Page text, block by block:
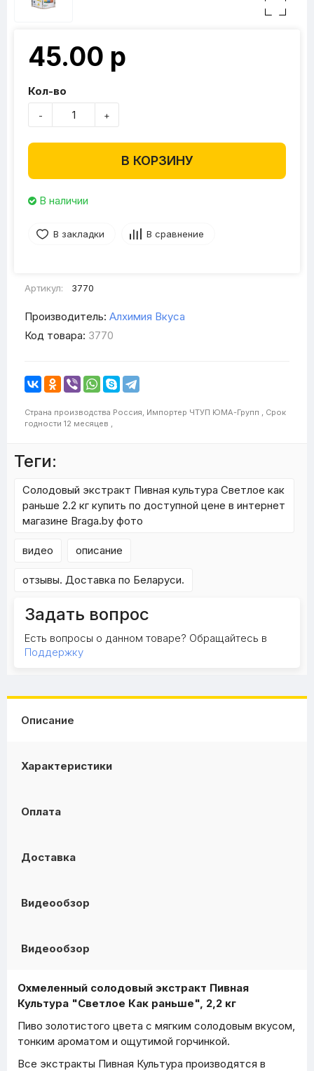
45.00 р
Кол-во
- +
В КОРЗИНУ
В наличии
В закладки В сравнение
Артикул: 3770
Производитель: Алхимия Вкуса
Код товара: 3770
Страна производства Россия, Импортер ЧТУП ЮМА-Групп , Срок
годности 12 месяцев ,
Теги:
Солодовый экстракт Пивная культура Светлое как
раньше 2.2 кг купить по доступной цене в интернет
магазине Braga.by фото
видео описание
отзывы. Доставка по Беларуси.
Задать вопрос
Есть вопросы о данном товаре? Обращайтесь в
Поддержку
Описание
Характеристики
Оплата
Доставка
Видеообзор
Видеообзор
Охмеленный солодовый экстракт Пивная
Культура "Светлое Как раньше", 2,2 кг
Пиво золотистого цвета с мягким солодовым вкусом,
тонким ароматом и ощутимой горчинкой.
Все экстракты Пивная Культура производятся в